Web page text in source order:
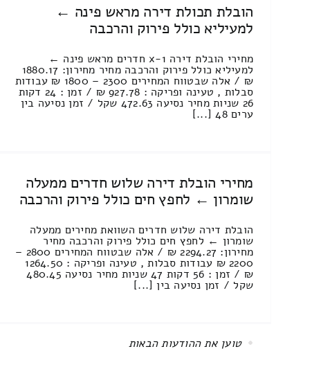
הובלת תכולת דירה מראש פינה ←
למעיליא כולל פירוק והרכבה
מחירי הובלת דירה 1-x חדרים מראש פינה ←
למעיליא כולל פירוק והרכבה מחיר מחירון: 1880.17
₪ / אלה שבטווח המחירים 2300 – 1800 ₪ עבודות
סבלות , טעינה ופריקה : 927.78 ₪ / זמן : 24 דקות
26 שניות מחיר נסיעה 472.63 שקל / זמן נסיעה בין
ערים 48 [...]
מחירי הובלת דירה שלוש חדרים ממעלה
שומרון ← לחפץ חים כולל פירוק והרכבה
הובלת דירה שלוש חדרים השוואת מחירים ממעלה
שומרון ← לחפץ חים כולל פירוק והרכבה מחיר
מחירון: 2294.27 ₪ / אלה שבטווח המחירים 2800 –
2200 ₪ עבודות סבלות , טעינה ופריקה : 1264.50
₪ / זמן : 56 דקות 47 שניות מחיר נסיעה 480.45
שקל / זמן נסיעה בין [...]
All items displayed.